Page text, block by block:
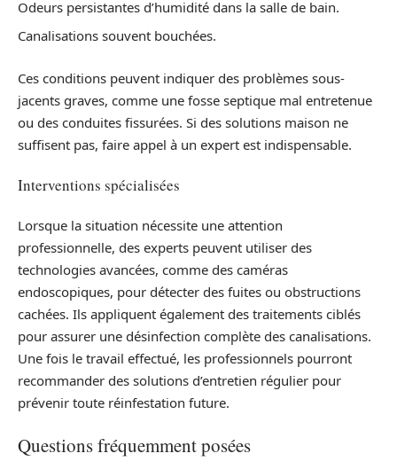
Odeurs persistantes d’humidité dans la salle de bain.
Canalisations souvent bouchées.
Ces conditions peuvent indiquer des problèmes sous-
jacents graves, comme une fosse septique mal entretenue
ou des conduites fissurées. Si des solutions maison ne
suffisent pas, faire appel à un expert est indispensable.
Interventions spécialisées
Lorsque la situation nécessite une attention
professionnelle, des experts peuvent utiliser des
technologies avancées, comme des caméras
endoscopiques, pour détecter des fuites ou obstructions
cachées. Ils appliquent également des traitements ciblés
pour assurer une désinfection complète des canalisations.
Une fois le travail effectué, les professionnels pourront
recommander des solutions d’entretien régulier pour
prévenir toute réinfestation future.
Questions fréquemment posées